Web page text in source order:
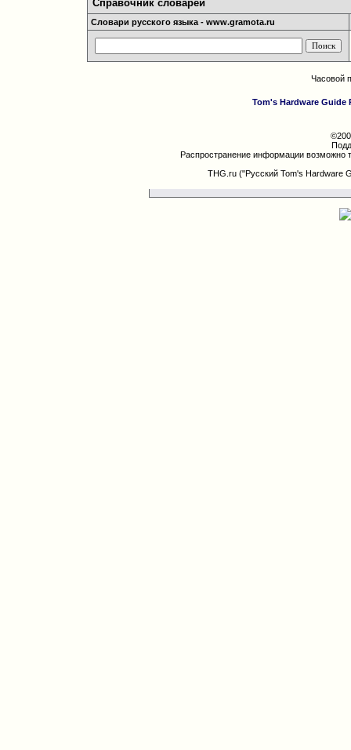
Справочник словарей
Словари русского языка - www.gramota.ru
Часовой
Tom's Hardware Guide
Распространение информации возможно
THG.ru ("Русский Tom's Hardware